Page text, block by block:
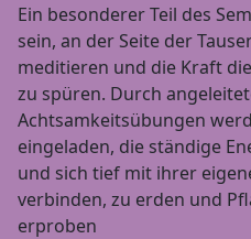
Ein besonderer Teil des
sein, an der Seite der
meditieren und die Kraft
zu spüren. Durch
Achtsamkeitsübungen
eingeladen, die ständige
und sich tief mit ihrer
verbinden, zu erden und
erproben